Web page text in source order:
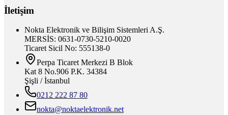
İletişim
Nokta Elektronik ve Bilişim Sistemleri A.Ş.
MERSİS: 0631-0730-5210-0020
Ticaret Sicil No: 555138-0
Perpa Ticaret Merkezi B Blok
Kat 8 No.906 P.K. 34384
Şişli / İstanbul
0212 222 87 80
nokta@noktaelektronik.net